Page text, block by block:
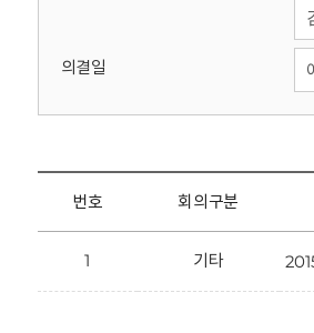
의결일
번호 회의구분
1 기타